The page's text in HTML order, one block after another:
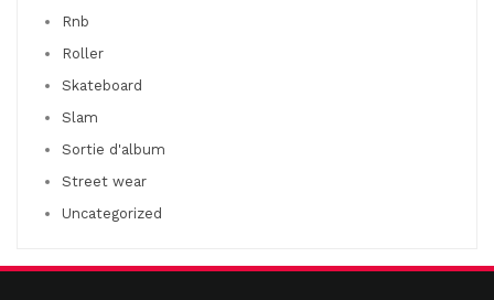
Rnb
Roller
Skateboard
Slam
Sortie d'album
Street wear
Uncategorized